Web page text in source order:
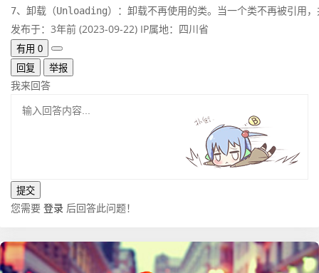
7、卸载（Unloading）：卸载不再使用的类。当一个类不再被引用
发布于：3年前 (2023-09-22) IP属地：四川省
有用 0
回复
举报
我来回答
您需要 登录 后回答此问题！